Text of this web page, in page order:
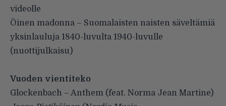
videolle
Öinen madonna – Suomalaisten naisten säveltämiä
yksinlauluja 1840-luvulta 1940-luvulle
(nuottijulkaisu)
Vuoden vientiteko
Glockenbach – Anthem (feat. Norma Jean Martine)